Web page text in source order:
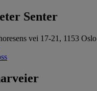
Senter
vei 17-21, 1153 Oslo